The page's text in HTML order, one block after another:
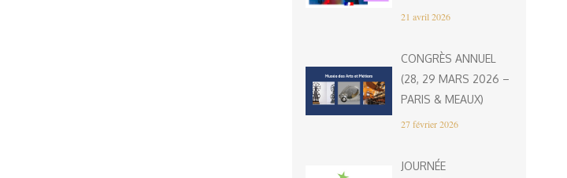
21 avril 2026
CONGRÈS ANNUEL
(28, 29 MARS 2026 –
PARIS & MEAUX)
27 février 2026
JOURNÉE